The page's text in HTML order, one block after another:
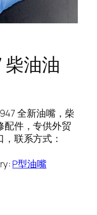
柴油油
全新油嘴，柴
配件，专供外贸
联系方式：
P型油嘴